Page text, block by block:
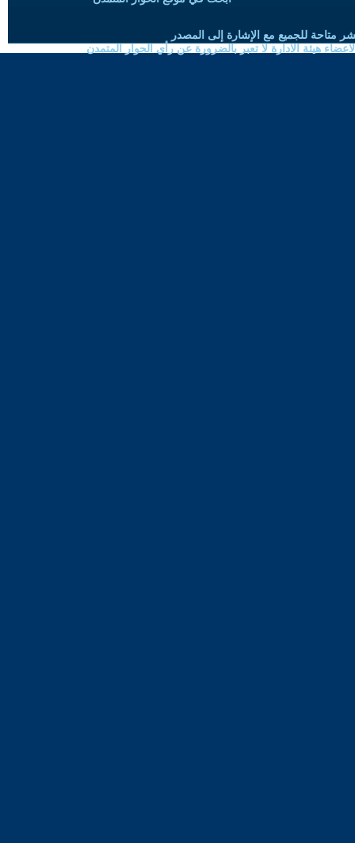
متاحة للجميع مع الإشارة إلى المصدر
هيئة الادارة لا تعبر بالضرورة عن رأي الحوار المتمدن